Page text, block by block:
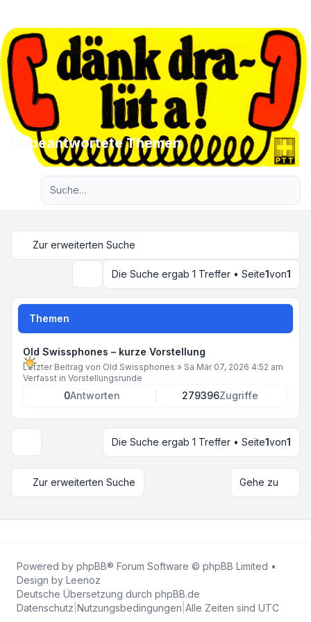
Unbeantwortete Themen
Zur erweiterten Suche
Die Suche ergab 1 Treffer • Seite1von1
Themen
Old Swissphones – kurze Vorstellung
Letzter Beitrag von Old Swissphones » Sa Mär 07, 2026 4:52 am
Verfasst in Vorstellungsrunde
0Antworten 279396Zugriffe
Anzeige- und Sortierungs-Einstellungen
Die Suche ergab 1 Treffer • Seite1von1
Zur erweiterten Suche Gehe zu
Powered by phpBB® Forum Software © phpBB Limited •
Design by Leenoz
Deutsche Übersetzung durch phpBB.de
Datenschutz Nutzungsbedingungen Alle Zeiten sind UTC